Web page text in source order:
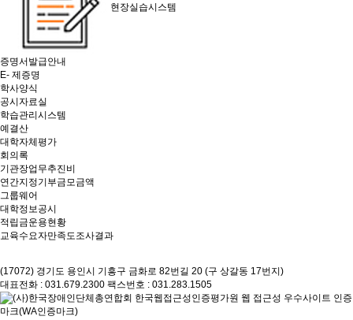
현장실습시스템
증명서발급안내
E- 제증명
학사양식
공시자료실
학습관리시스템
예결산
대학자체평가
회의록
기관장업무추진비
연간지정기부금모금액
그룹웨어
대학정보공시
적립금운용현황
교육수요자만족도조사결과
(17072) 경기도 용인시 기흥구 금화로 82번길 20 (구 상갈동 17번지)
대표전화 : 031.679.2300 팩스번호 : 031.283.1505